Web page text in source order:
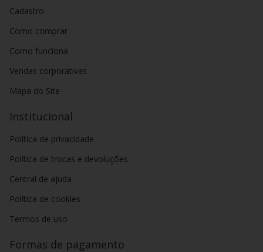
Cadastro
Como comprar
Como funciona
Vendas corporativas
Mapa do Site
Institucional
Política de privacidade
Política de trocas e devoluções
Central de ajuda
Política de cookies
Termos de uso
Formas de pagamento